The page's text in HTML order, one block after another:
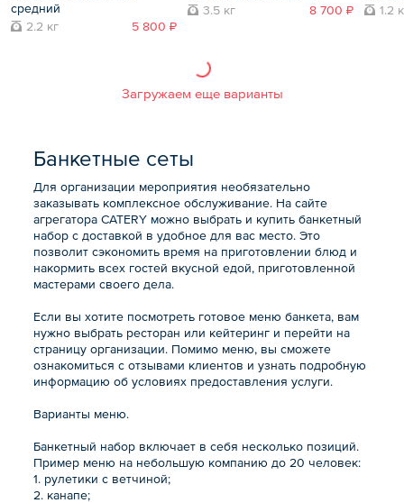
средний
2.2 кг
5 800 ₽
3.5 кг
8 700 ₽
1.2
Загружаем еще варианты
Банкетные сеты
Для организации мероприятия необязательно
заказывать комплексное обслуживание. На сайте
агрегатора CATERY можно выбрать и купить банкетный
набор с доставкой в удобное для вас место. Это
позволит сэкономить время на приготовлении блюд и
накормить всех гостей вкусной едой, приготовленной
мастерами своего дела.
Если вы хотите посмотреть готовое меню банкета, вам
нужно выбрать ресторан или кейтеринг и перейти на
страницу организации. Помимо меню, вы сможете
ознакомиться с отзывами клиентов и узнать подробную
информацию об условиях предоставления услуги.
Варианты меню.
Банкетный набор включает в себя несколько позиций.
Пример меню на небольшую компанию до 20 человек:
1. рулетики с ветчиной;
2. канапе;